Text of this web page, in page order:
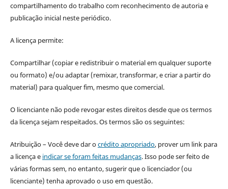
compartilhamento do trabalho com reconhecimento de autoria e
publicação inicial neste periódico.
A licença permite:
Compartilhar (copiar e redistribuir o material em qualquer suporte
ou formato) e/ou adaptar (remixar, transformar, e criar a partir do
material) para qualquer fim, mesmo que comercial.
O licenciante não pode revogar estes direitos desde que os termos
da licença sejam respeitados. Os termos são os seguintes:
Atribuição – Você deve dar ocrédito apropriado, prover um link para
a licença e indicar se foram feitas mudanças. Isso pode ser feito de
várias formas sem, no entanto, sugerir que o licenciador (ou
licenciante) tenha aprovado o uso em questão.